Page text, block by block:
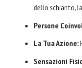
dello schianto,
Persone
La Tua Azione:
Sensazioni